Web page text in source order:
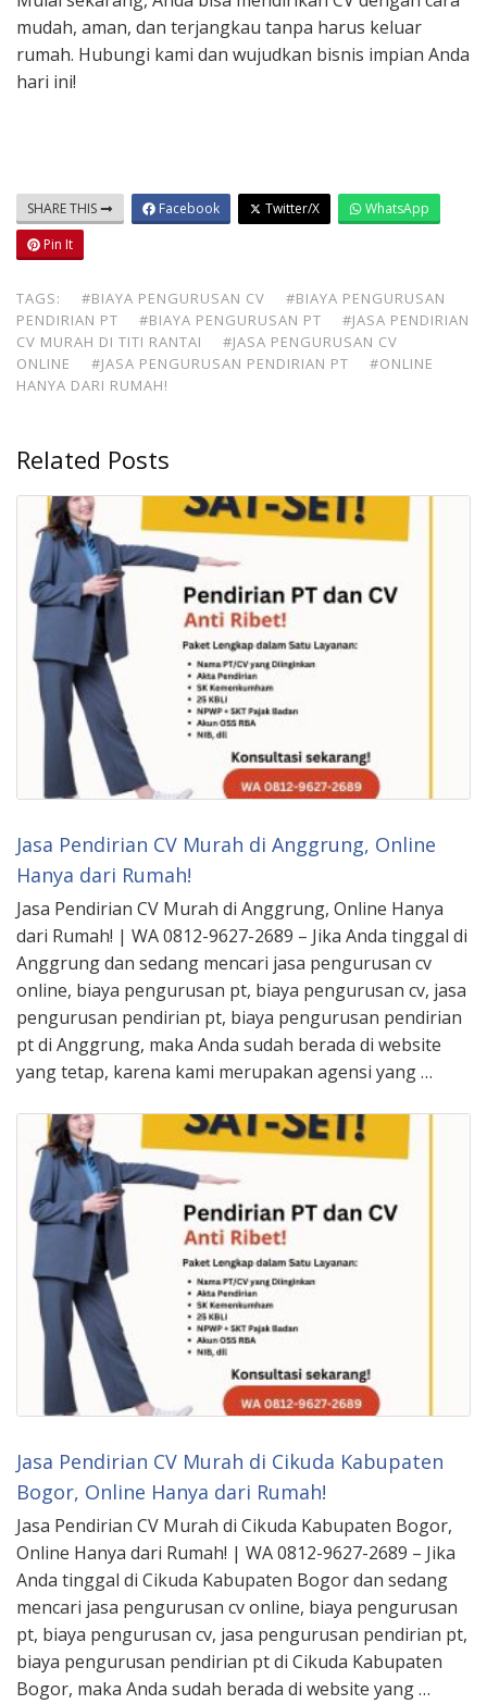
mudah, aman, dan terjangkau tanpa harus keluar
rumah. Hubungi kami dan wujudkan bisnis impian Anda
hari ini!
SHARE THIS Facebook Twitter/X
WhatsApp
Pin It
TAGS: #BIAYA PENGURUSAN CV
#BIAYA PENGURUSAN
PENDIRIAN PT
#BIAYA PENGURUSAN PT
#JASA PENDIRIAN
CV MURAH DI TITI RANTAI
#JASA PENGURUSAN CV
ONLINE
#JASA PENGURUSAN PENDIRIAN PT
#ONLINE
HANYA DARI RUMAH!
Related Posts
Jasa Pendirian CV Murah di Anggrung, Online
Hanya dari Rumah!
Jasa Pendirian CV Murah di Anggrung, Online Hanya
dari Rumah! | WA 0812-9627-2689 – Jika Anda tinggal di
Anggrung dan sedang mencari jasa pengurusan cv
online, biaya pengurusan pt, biaya pengurusan cv, jasa
pengurusan pendirian pt, biaya pengurusan pendirian
pt di Anggrung, maka Anda sudah berada di website
yang tetap, karena kami merupakan agensi yang …
Jasa Pendirian CV Murah di Cikuda Kabupaten
Bogor, Online Hanya dari Rumah!
Jasa Pendirian CV Murah di Cikuda Kabupaten Bogor,
Online Hanya dari Rumah! | WA 0812-9627-2689 – Jika
Anda tinggal di Cikuda Kabupaten Bogor dan sedang
mencari jasa pengurusan cv online, biaya pengurusan
pt, biaya pengurusan cv, jasa pengurusan pendirian pt,
biaya pengurusan pendirian pt di Cikuda Kabupaten
Bogor, maka Anda sudah berada di website yang …